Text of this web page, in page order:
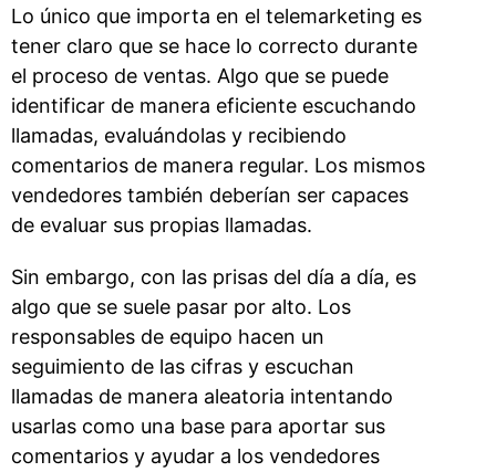
Lo único que importa en el telemarketing es
tener claro que se hace lo correcto durante
el proceso de ventas. Algo que se puede
identificar de manera eficiente escuchando
llamadas, evaluándolas y recibiendo
comentarios de manera regular. Los mismos
vendedores también deberían ser capaces
de evaluar sus propias llamadas.
Sin embargo, con las prisas del día a día, es
algo que se suele pasar por alto. Los
responsables de equipo hacen un
seguimiento de las cifras y escuchan
llamadas de manera aleatoria intentando
usarlas como una base para aportar sus
comentarios y ayudar a los vendedores